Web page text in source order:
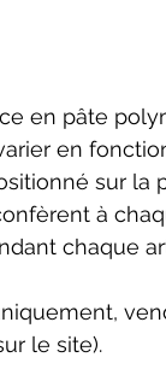
en pâte
en
sur la
à
chaque
le site).